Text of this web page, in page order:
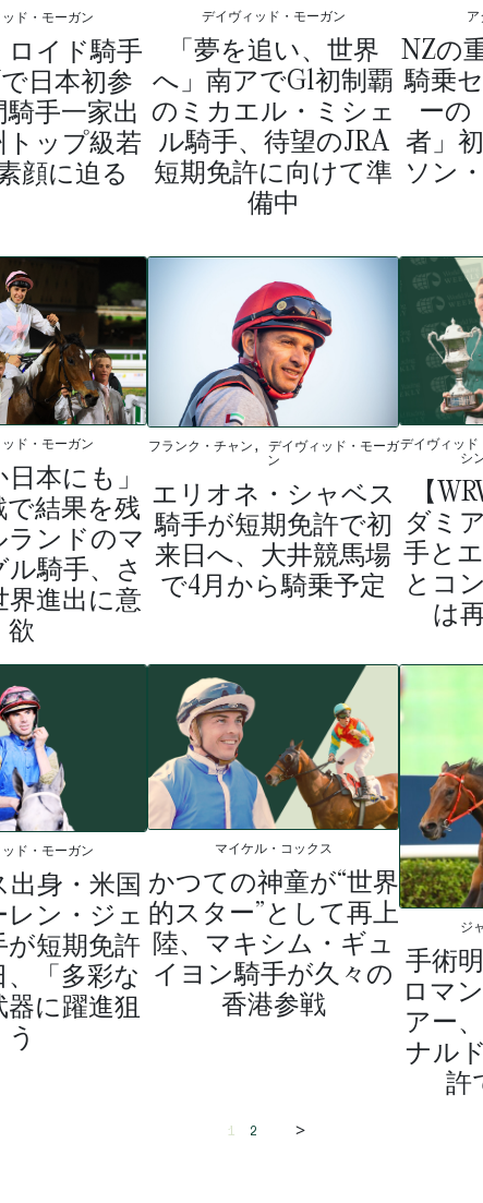
ド・モーガン
イド騎手
日本初参
手一家出
ップ級若
顔に迫る
デイヴィッド・モーガン
「夢を追い、世界
へ」南アでG1初制覇
のミカエル・ミシェ
ル騎手、待望のJRA
短期免許に向けて準
備中
ア
NZの
騎乗
ーの
者」
ソン
ド・モーガン
日本にも」
結果を残
ンドのマ
騎手、さ
界進出に意
欲
フランク・チャン, デイヴィッド・モーガ
ン
エリオネ・シャベス
騎手が短期免許で初
来日へ、大井競馬場
で4月から騎乗予定
デイヴィッ
シ
【
ダミ
手と
とコ
は
ド・モーガン
出身・米国
ン・ジェ
が短期免許
「多彩な
に躍進狙
う
マイケル・コックス
かつての神童が“世界
的スター”として再上
陸、マキシム・ギュ
イヨン騎手が久々の
香港参戦
ジ
手術
ロマ
アー
ナル
許
1 2 >